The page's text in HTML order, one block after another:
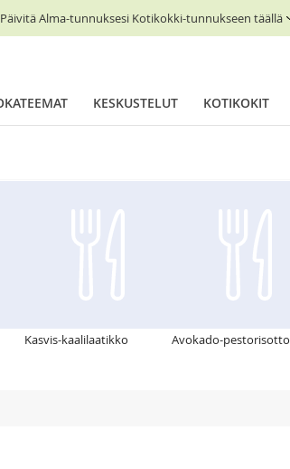
Alma-tunnuksesi Kotikokki-tunnukseen täällä
KESKUSTELUT KOTIKOKIT
Kasvis-kaalilaatikko Avokado-pestorisotto